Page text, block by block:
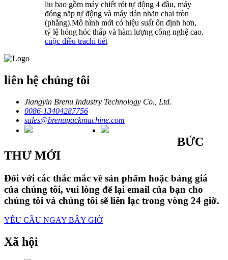
liu bao gồm máy chiết rót tự động 4 đầu, máy
đóng nắp tự động và máy dán nhãn chai tròn
(phẳng).Mô hình mới có hiệu suất ổn định hơn,
tỷ lệ hỏng hóc thấp và hàm lượng công nghệ cao.
cuộc điều trachi tiết
liên hệ chúng tôi
Jiangyin Brenu Industry Technology Co., Ltd.
0086-13404287756
sales@brenupackmachine.com
BỨC
THƯ MỚI
Đối với các thắc mắc về sản phẩm hoặc bảng giá
của chúng tôi, vui lòng để lại email của bạn cho
chúng tôi và chúng tôi sẽ liên lạc trong vòng 24 giờ.
YÊU CẦU NGAY BÂY GIỜ
Xã hội